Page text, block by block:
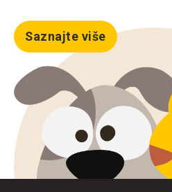
Saznajte više